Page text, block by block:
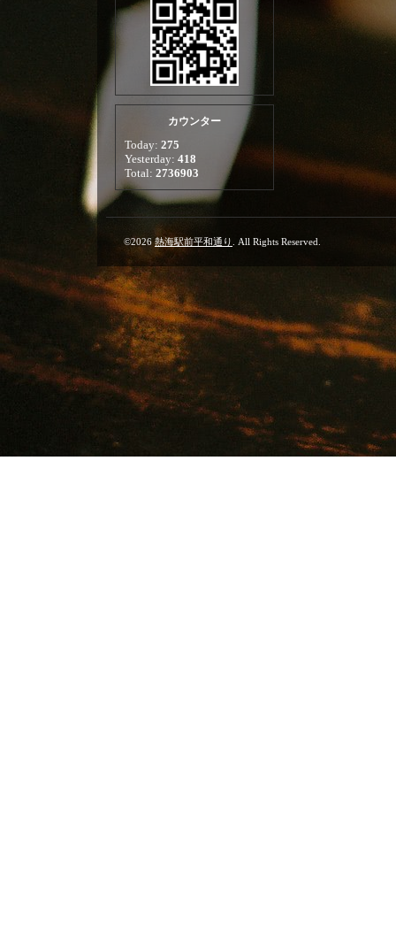
カウンター
Today: 275
Yesterday: 418
Total: 2736903
©2026熱海駅前平和通り . All Rights Reserved.